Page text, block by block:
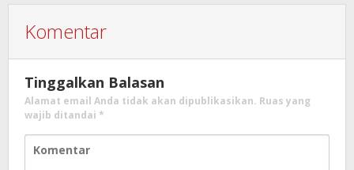
Komentar
Tinggalkan Balasan
Alamat email Anda tidak akan dipublikasikan. Ruas yang
wajib ditandai *